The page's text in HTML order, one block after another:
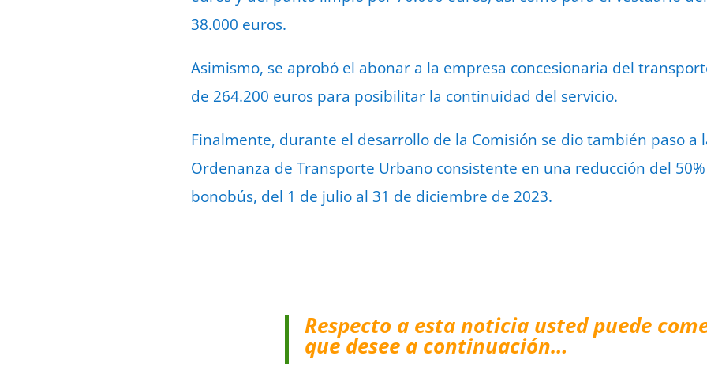
38.000 euros.
Asimismo, se aprobó el abonar a la empresa concesionaria del
de 264.200 euros para posibilitar la continuidad del servicio.
Finalmente, durante el desarrollo de la Comisión se dio también paso a
Ordenanza de Transporte Urbano consistente en una reducción del
bonobús, del 1 de julio al 31 de diciembre de 2023.
Respecto a esta noticia usted puede
que desee a continuación…